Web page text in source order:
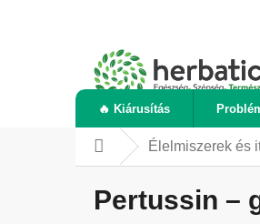
🔥 Kiárusítás
KezdőlapÉlelmiszerek és
Pertussin –